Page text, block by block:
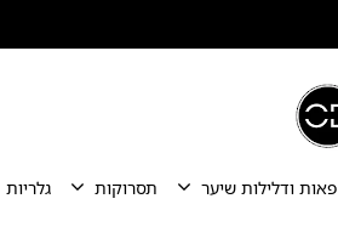
פאות ודלילות שיער תסרוקות גלריות